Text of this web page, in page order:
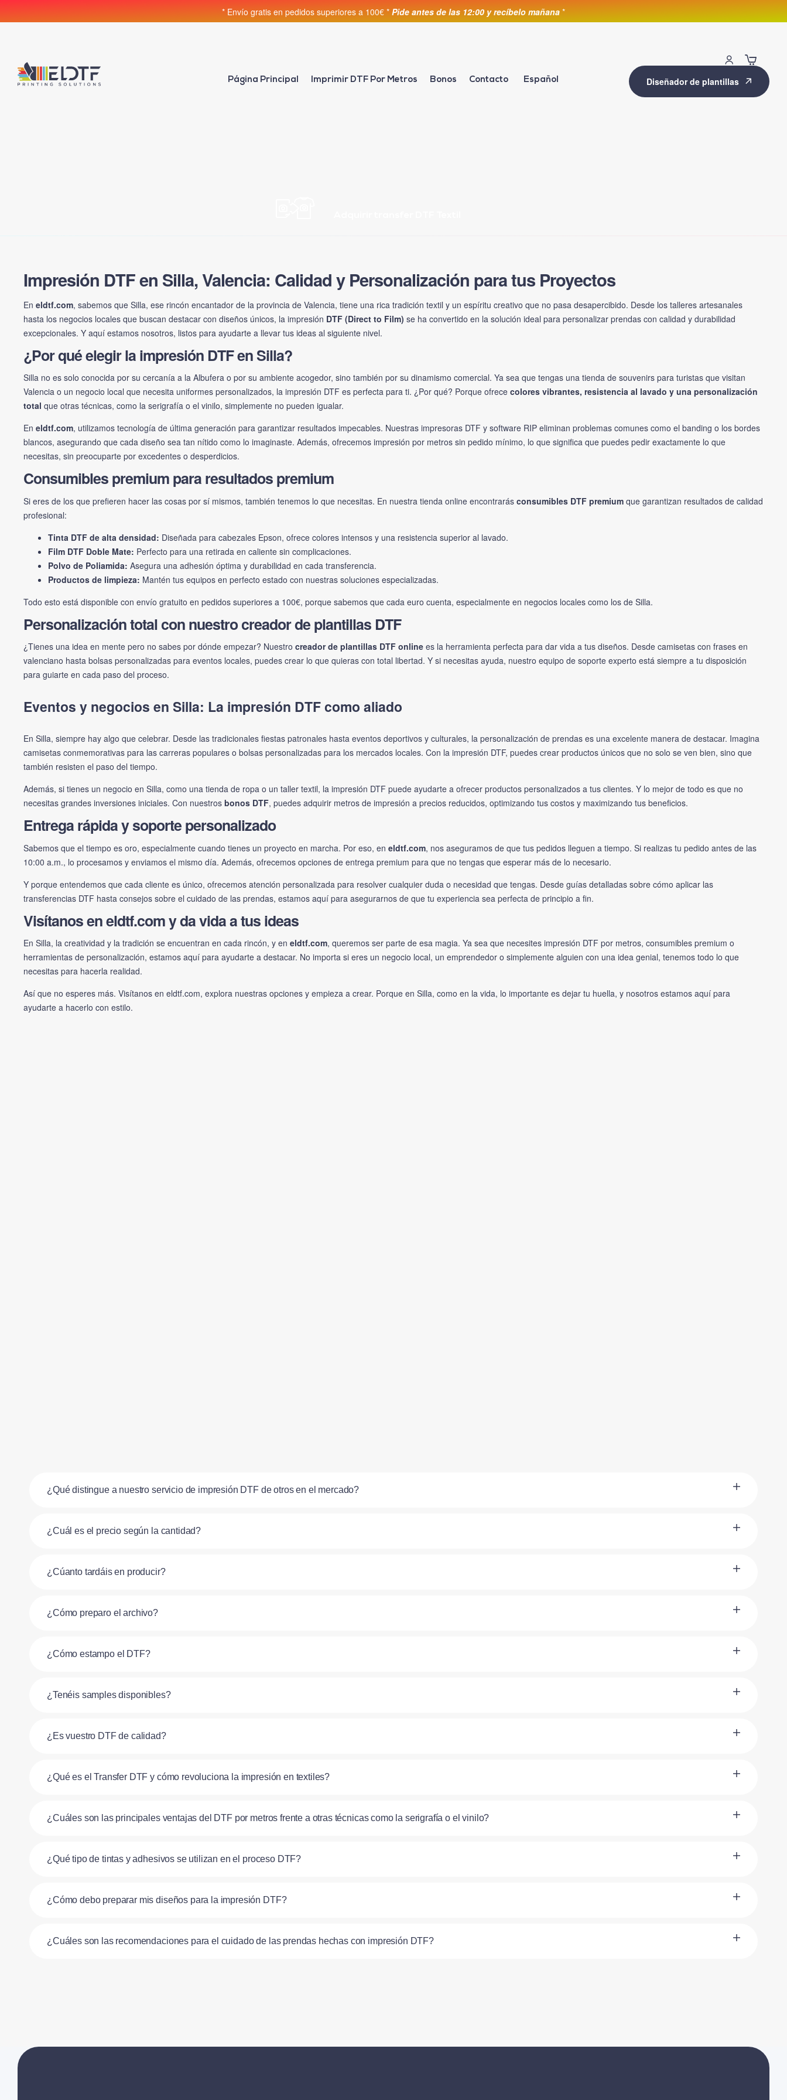
* Envío gratis en pedidos superiores a 100€ * Pide antes de las 12:00 y recíbelo mañana *
Página Principal Imprimir DTF Por Metros Bonos Contacto Español Diseñador de plantillas
Impresión DTF en Silla, Valencia: Calidad y Personalización para tus Proyectos
En eldtf.com, sabemos que Silla, ese rincón encantador de la provincia de Valencia, tiene una rica tradición textil y un espíritu creativo que no pasa desapercibido. Desde los talleres artesanales
hasta los negocios locales que buscan destacar con diseños únicos, la impresión DTF (Direct to Film) se ha convertido en la solución ideal para personalizar prendas con calidad y durabilidad
excepcionales. Y aquí estamos nosotros, listos para ayudarte a llevar tus ideas al siguiente nivel.
¿Por qué elegir la impresión DTF en Silla?
Silla no es solo conocida por su cercanía a la Albufera o por su ambiente acogedor, sino también por su dinamismo comercial. Ya sea que tengas una tienda de souvenirs para turistas que visitan
Valencia o un negocio local que necesita uniformes personalizados, la impresión DTF es perfecta para ti. ¿Por qué? Porque ofrece colores vibrantes, resistencia al lavado y una personalización
total que otras técnicas, como la serigrafía o el vinilo, simplemente no pueden igualar.
En eldtf.com, utilizamos tecnología de última generación para garantizar resultados impecables. Nuestras impresoras DTF y software RIP eliminan problemas comunes como el banding o los bordes
blancos, asegurando que cada diseño sea tan nítido como lo imaginaste. Además, ofrecemos impresión por metros sin pedido mínimo, lo que significa que puedes pedir exactamente lo que
necesitas, sin preocuparte por excedentes o desperdicios.
Consumibles premium para resultados premium
Si eres de los que prefieren hacer las cosas por sí mismos, también tenemos lo que necesitas. En nuestra tienda online encontrarás consumibles DTF premium que garantizan resultados de calidad
profesional:
Tinta DTF de alta densidad: Diseñada para cabezales Epson, ofrece colores intensos y una resistencia superior al lavado.
Film DTF Doble Mate: Perfecto para una retirada en caliente sin complicaciones.
Polvo de Poliamida: Asegura una adhesión óptima y durabilidad en cada transferencia.
Productos de limpieza: Mantén tus equipos en perfecto estado con nuestras soluciones especializadas.
Todo esto está disponible con envío gratuito en pedidos superiores a 100€, porque sabemos que cada euro cuenta, especialmente en negocios locales como los de Silla.
Personalización total con nuestro creador de plantillas DTF
¿Tienes una idea en mente pero no sabes por dónde empezar? Nuestro creador de plantillas DTF online es la herramienta perfecta para dar vida a tus diseños. Desde camisetas con frases en
valenciano hasta bolsas personalizadas para eventos locales, puedes crear lo que quieras con total libertad. Y si necesitas ayuda, nuestro equipo de soporte experto está siempre a tu disposición
para guiarte en cada paso del proceso.
Eventos y negocios en Silla: La impresión DTF como aliado
En Silla, siempre hay algo que celebrar. Desde las tradicionales fiestas patronales hasta eventos deportivos y culturales, la personalización de prendas es una excelente manera de destacar. Imagina
camisetas conmemorativas para las carreras populares o bolsas personalizadas para los mercados locales. Con la impresión DTF, puedes crear productos únicos que no solo se ven bien, sino que
también resisten el paso del tiempo.
Además, si tienes un negocio en Silla, como una tienda de ropa o un taller textil, la impresión DTF puede ayudarte a ofrecer productos personalizados a tus clientes. Y lo mejor de todo es que no
necesitas grandes inversiones iniciales. Con nuestros bonos DTF, puedes adquirir metros de impresión a precios reducidos, optimizando tus costos y maximizando tus beneficios.
Entrega rápida y soporte personalizado
Sabemos que el tiempo es oro, especialmente cuando tienes un proyecto en marcha. Por eso, en eldtf.com, nos aseguramos de que tus pedidos lleguen a tiempo. Si realizas tu pedido antes de las
10:00 a.m., lo procesamos y enviamos el mismo día. Además, ofrecemos opciones de entrega premium para que no tengas que esperar más de lo necesario.
Y porque entendemos que cada cliente es único, ofrecemos atención personalizada para resolver cualquier duda o necesidad que tengas. Desde guías detalladas sobre cómo aplicar las
transferencias DTF hasta consejos sobre el cuidado de las prendas, estamos aquí para asegurarnos de que tu experiencia sea perfecta de principio a fin.
Visítanos en eldtf.com y da vida a tus ideas
En Silla, la creatividad y la tradición se encuentran en cada rincón, y en eldtf.com, queremos ser parte de esa magia. Ya sea que necesites impresión DTF por metros, consumibles premium o
herramientas de personalización, estamos aquí para ayudarte a destacar. No importa si eres un negocio local, un emprendedor o simplemente alguien con una idea genial, tenemos todo lo que
necesitas para hacerla realidad.
Así que no esperes más. Visítanos en eldtf.com, explora nuestras opciones y empieza a crear. Porque en Silla, como en la vida, lo importante es dejar tu huella, y nosotros estamos aquí para
ayudarte a hacerlo con estilo.
¿Qué distingue a nuestro servicio de impresión DTF de otros en el mercado?
¿Cuál es el precio según la cantidad?
¿Cúanto tardáis en producir?
¿Cómo preparo el archivo?
¿Cómo estampo el DTF?
¿Tenéis samples disponibles?
¿Es vuestro DTF de calidad?
¿Qué es el Transfer DTF y cómo revoluciona la impresión en textiles?
¿Cuáles son las principales ventajas del DTF por metros frente a otras técnicas como la serigrafía o el vinilo?
¿Qué tipo de tintas y adhesivos se utilizan en el proceso DTF?
¿Cómo debo preparar mis diseños para la impresión DTF?
¿Cuáles son las recomendaciones para el cuidado de las prendas hechas con impresión DTF?